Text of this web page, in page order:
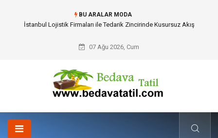
BU ARALAR MODA
Dalaman Bozburun Transfer: Seyahat Prestijinde Ve Zaman Yönetiminde
07 Ağu 2026, Cum